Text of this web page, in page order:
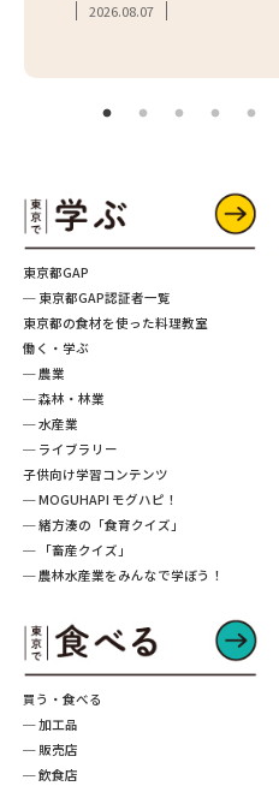
2026.08.07
東京都GAP
─ 東京都GAP認証者一覧
東京都の食材を使った料理教室
働く・学ぶ
─ 農業
─ 森林・林業
─ 水産業
─ ライブラリー
子供向け学習コンテンツ
─ MOGUHAPI モグハピ！
─ 緒方湊の「食育クイズ」
─ 「畜産クイズ」
─ 農林水産業をみんなで学ぼう！
買う・食べる
─ 加工品
─ 販売店
─ 飲食店